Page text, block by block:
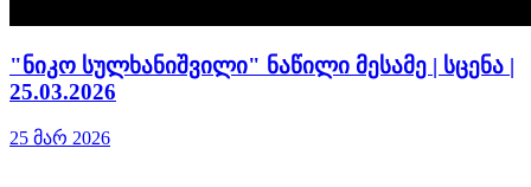
"ნიკო სულხანიშვილი" ნაწილი მესამე | სცენა |
25.03.2026
25 მარ 2026